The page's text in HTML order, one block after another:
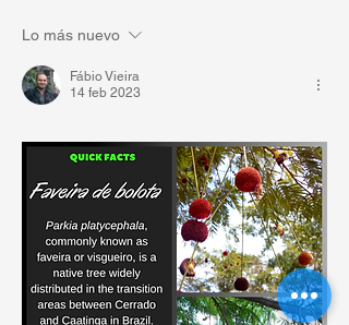
Lo más nuevo
Fábio Vieira
14 feb 2023